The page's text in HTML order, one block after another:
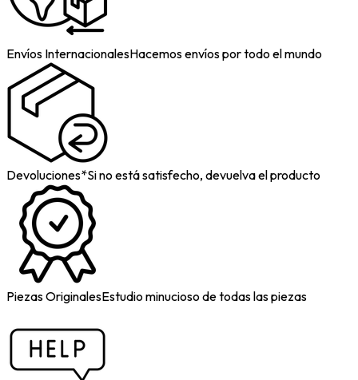
Envíos InternacionalesHacemos envíos por todo el mundo
Devoluciones*Si no está satisfecho, devuelva el producto
Piezas OriginalesEstudio minucioso de todas las piezas